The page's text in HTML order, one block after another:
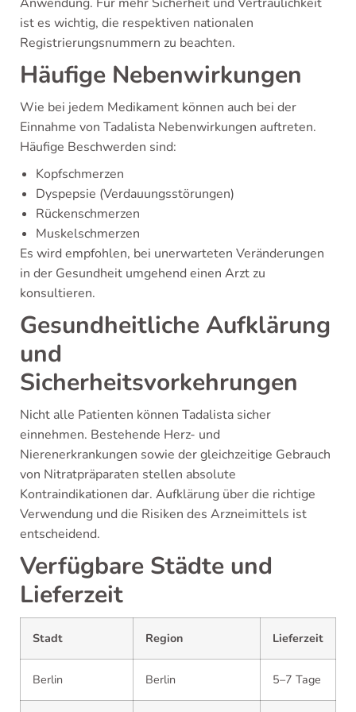
ist es wichtig, die respektiven nationalen
Registrierungsnummern zu beachten.
Häufige Nebenwirkungen
Wie bei jedem Medikament können auch bei der
Einnahme von Tadalista Nebenwirkungen auftreten.
Häufige Beschwerden sind:
Kopfschmerzen
Dyspepsie (Verdauungsstörungen)
Rückenschmerzen
Muskelschmerzen
Es wird empfohlen, bei unerwarteten Veränderungen
in der Gesundheit umgehend einen Arzt zu
konsultieren.
Gesundheitliche Aufklärung
und
Sicherheitsvorkehrungen
Nicht alle Patienten können Tadalista sicher
einnehmen. Bestehende Herz- und
Nierenerkrankungen sowie der gleichzeitige Gebrauch
von Nitratpräparaten stellen absolute
Kontraindikationen dar. Aufklärung über die richtige
Verwendung und die Risiken des Arzneimittels ist
entscheidend.
Verfügbare Städte und
Lieferzeit
Stadt Region Lieferzeit
Berlin Berlin 5–7 Tage